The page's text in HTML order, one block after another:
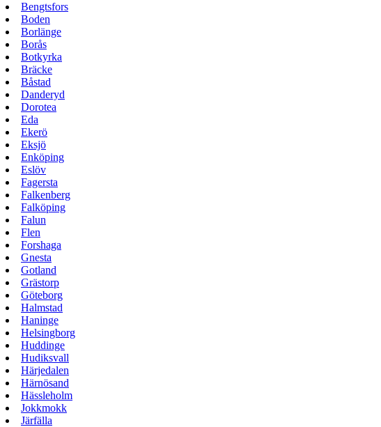
Bengtsfors
Boden
Borlänge
Borås
Botkyrka
Bräcke
Båstad
Danderyd
Dorotea
Eda
Ekerö
Eksjö
Enköping
Eslöv
Fagersta
Falkenberg
Falköping
Falun
Flen
Forshaga
Gnesta
Gotland
Grästorp
Göteborg
Halmstad
Haninge
Helsingborg
Huddinge
Hudiksvall
Härjedalen
Härnösand
Hässleholm
Jokkmokk
Järfälla